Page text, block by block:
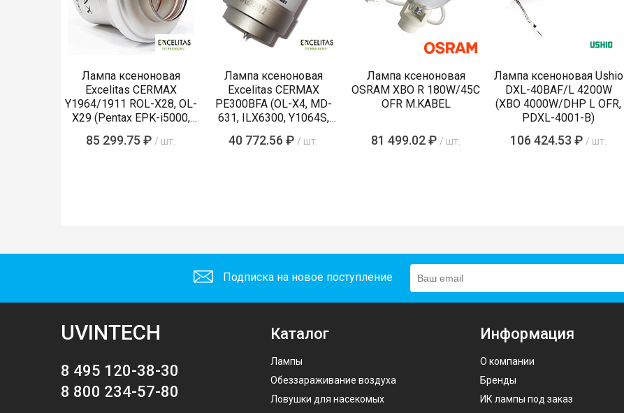
Лампа ксеноновая
Excelitas CERMAX
Y1964/1911 ROL-X28, OL-
X29 (Pentax EPK-i5000,
85 299.75 ₽ / шт.
Лампа ксеноновая
Excelitas CERMAX
PE300BFA (OL-X4, MD-
631, ILX6300, Y1064S,
40 772.56 ₽ / шт.
Лампа ксеноновая
OSRAM XBO R 180W/45C
OFR M.KABEL
81 499.02 ₽ / шт.
Лампа ксеноновая Ushio
DXL-40BAF/L 4200W
(XBO 4000W/DHP L OFR,
PDXL-4001-B)
106 424.53 ₽ / шт.
Подписка на новое поступление
UVINTECH
8 495 120-38-30
8 800 234-57-80
Каталог
Лампы
Обеззараживание воздуха
Ловушки для насекомых
Информация
О компании
Бренды
ИК лампы под заказ